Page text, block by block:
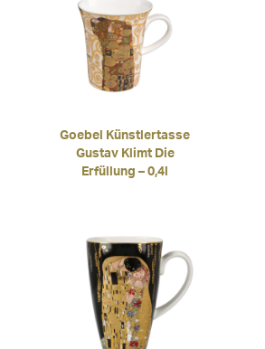
Goebel Künstlertasse
Gustav Klimt Die
Erfüllung – 0,4l